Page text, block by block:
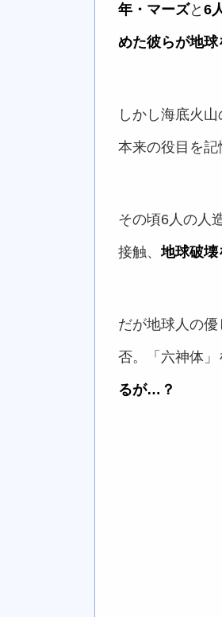
年・マーズと 6
めた彼らが地球
しかし海底火山
本来の役目を記
その頃6人の人
接触、地球破壊
だが地球人の
否。「六神体」
るが…？